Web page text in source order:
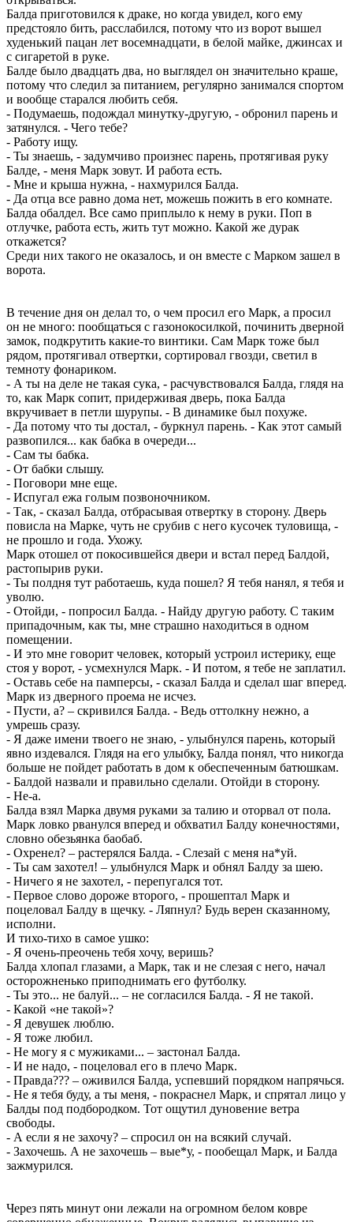
Балда приготовился к драке, но когда увидел, кого ему
предстояло бить, расслабился, потому что из ворот вышел
худенький пацан лет восемнадцати, в белой майке, джинсах и
с сигаретой в руке.
Балде было двадцать два, но выглядел он значительно краше,
потому что следил за питанием, регулярно занимался спортом
и вообще старался любить себя.
- Подумаешь, подождал минутку-другую, - обронил парень и
затянулся. - Чего тебе?
- Работу ищу.
- Ты знаешь, - задумчиво произнес парень, протягивая руку
Балде, - меня Марк зовут. И работа есть.
- Мне и крыша нужна, - нахмурился Балда.
- Да отца все равно дома нет, можешь пожить в его комнате.
Балда обалдел. Все само приплыло к нему в руки. Поп в
отлучке, работа есть, жить тут можно. Какой же дурак
откажется?
Среди них такого не оказалось, и он вместе с Марком зашел в
ворота.
В течение дня он делал то, о чем просил его Марк, а просил
он не много: пообщаться с газонокосилкой, починить дверной
замок, подкрутить какие-то винтики. Сам Марк тоже был
рядом, протягивал отвертки, сортировал гвозди, светил в
темноту фонариком.
- А ты на деле не такая сука, - расчувствовался Балда, глядя на
то, как Марк сопит, придерживая дверь, пока Балда
вкручивает в петли шурупы. - В динамике был похуже.
- Да потому что ты достал, - буркнул парень. - Как этот самый
развопился... как бабка в очереди...
- Сам ты бабка.
- От бабки слышу.
- Поговори мне еще.
- Испугал ежа голым позвоночником.
- Так, - сказал Балда, отбрасывая отвертку в сторону. Дверь
повисла на Марке, чуть не срубив с него кусочек туловища, -
не прошло и года. Ухожу.
Марк отошел от покосившейся двери и встал перед Балдой,
растопырив руки.
- Ты полдня тут работаешь, куда пошел? Я тебя нанял, я тебя и
уволю.
- Отойди, - попросил Балда. - Найду другую работу. С таким
припадочным, как ты, мне страшно находиться в одном
помещении.
- И это мне говорит человек, который устроил истерику, еще
стоя у ворот, - усмехнулся Марк. - И потом, я тебе не заплатил.
- Оставь себе на памперсы, - сказал Балда и сделал шаг вперед.
Марк из дверного проема не исчез.
- Пусти, а? – скривился Балда. - Ведь оттолкну нежно, а
умрешь сразу.
- Я даже имени твоего не знаю, - улыбнулся парень, который
явно издевался. Глядя на его улыбку, Балда понял, что никогда
больше не пойдет работать в дом к обеспеченным батюшкам.
- Балдой назвали и правильно сделали. Отойди в сторону.
- Не-а.
Балда взял Марка двумя руками за талию и оторвал от пола.
Марк ловко рванулся вперед и обхватил Балду конечностями,
словно обезьянка баобаб.
- Охренел? – растерялся Балда. - Слезай с меня на*уй.
- Ты сам захотел! – улыбнулся Марк и обнял Балду за шею.
- Ничего я не захотел, - перепугался тот.
- Первое слово дороже второго, - прошептал Марк и
поцеловал Балду в щечку. - Ляпнул? Будь верен сказанному,
исполни.
И тихо-тихо в самое ушко:
- Я очень-преочень тебя хочу, веришь?
Балда хлопал глазами, а Марк, так и не слезая с него, начал
осторожненько приподнимать его футболку.
- Ты это... не балуй... – не согласился Балда. - Я не такой.
- Какой «не такой»?
- Я девушек люблю.
- Я тоже любил.
- Не могу я с мужиками... – застонал Балда.
- И не надо, - поцеловал его в плечо Марк.
- Правда??? – оживился Балда, успевший порядком напрячься.
- Не я тебя буду, а ты меня, - покраснел Марк, и спрятал лицо у
Балды под подбородком. Тот ощутил дуновение ветра
свободы.
- А если я не захочу? – спросил он на всякий случай.
- Захочешь. А не захочешь – вые*у, - пообещал Марк, и Балда
зажмурился.
Через пять минут они лежали на огромном белом ковре